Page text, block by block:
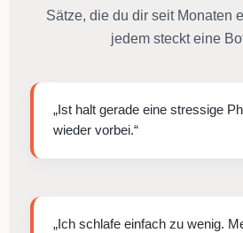
Sätze, die du dir seit Monaten
jedem steckt eine
„Ist halt gerade eine stressige
wieder vorbei.“
„Ich schlafe einfach zu wenig.